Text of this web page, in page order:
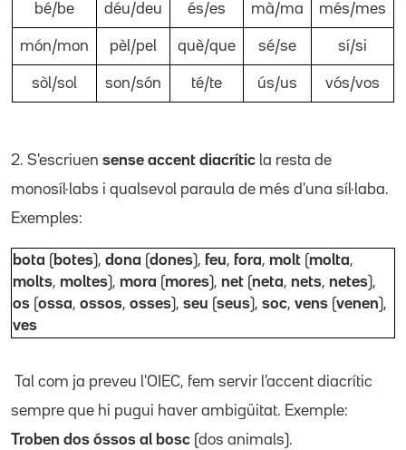
bé/be déu/deu és/es mà/ma més/mes
món/mon pèl/pel què/que sé/se sí/si
sòl/sol son/són té/te ús/us vós/vos
2. S'escriuen sense accent diacrític la resta de
monosíl·labs i qualsevol paraula de més d'una síl·laba.
Exemples:
bota ( botes), dona (dones), feu, fora, molt (molta,
molts, moltes), mora (mores), net (neta, nets, netes),
os (ossa, ossos, osses), seu (seus), soc, vens (venen),
ves
Tal com ja preveu l'OIEC, fem servir l'accent diacrític
sempre que hi pugui haver ambigüitat. Exemple:
Troben dos óssos al bosc (dos animals).